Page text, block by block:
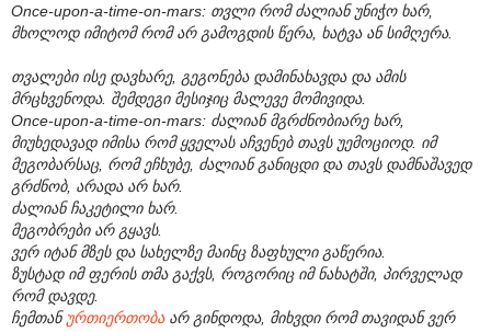
Once-upon-a-time-on-mars: თვლი რომ ძალიან უნიჭო ხარ,
მხოლოდ იმიტომ რომ არ გამოგდის წერა, ხატვა ან სიმღერა.
თვალები ისე დავხარე, გეგონება დამინახავდა და ამის
მრცხვენოდა. შემდეგი მესიჯიც მალევე მომივიდა.
Once-upon-a-time-on-mars: ძალიან მგრძნობიარე ხარ,
მიუხედავად იმისა რომ ყველას აჩვენებ თავს უემოციოდ. იმ
მეგობარსაც, რომ ეჩხუბე, ძალიან განიცდი და თავს დამნაშავედ
გრძნობ, არადა არ ხარ.
ძალიან ჩაკეტილი ხარ.
მეგობრები არ გყავს.
ვერ იტან მზეს და სახელზე მაინც ზაფხული გაწერია.
ზუსტად იმ ფერის თმა გაქვს, როგორიც იმ ნახატში, პირველად
რომ დავდე.
ჩემთან ურთიერთობაარ გინდოდა, მიხვდი რომ თავიდან ვერ